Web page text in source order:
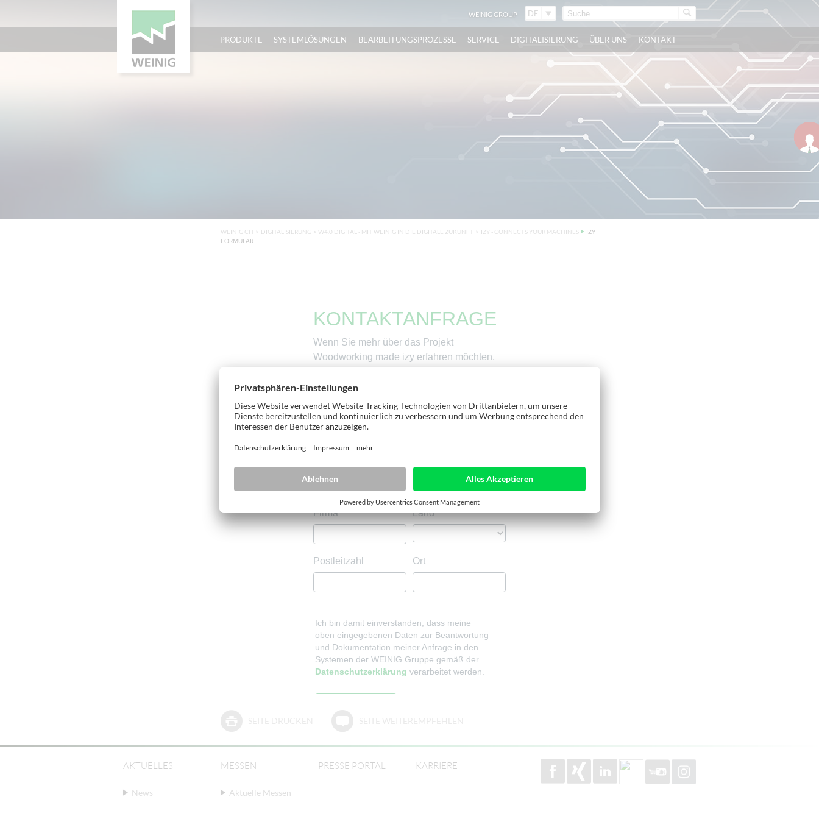
DE
DE
WEINIG GROUP
PRODUKTE SYSTEMLÖSUNGEN BEARBEITUNGSPROZESSE SERVICE DIGITALISIERUNG ÜBER UNS KONTAKT
WEINIG CH > DIGITALISIERUNG > W4.0 DIGITAL - MIT WEINIG IN DIE DIGITALE ZUKUNFT > IZY - CONNECTS YOUR MACHINES
IZY
FORMULAR
AKTUELLES
News
MESSEN
Aktuelle Messen
PRESSE PORTAL KARRIERE